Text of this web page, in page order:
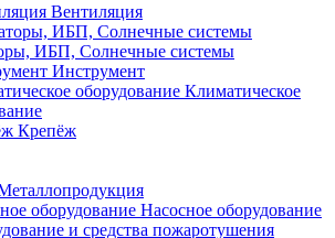
Вентиляция
ИБП, Солнечные системы
Инструмент
Климатическое
Крепёж
Насосное оборудование